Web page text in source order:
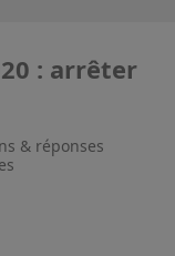
: arrêter
& réponses